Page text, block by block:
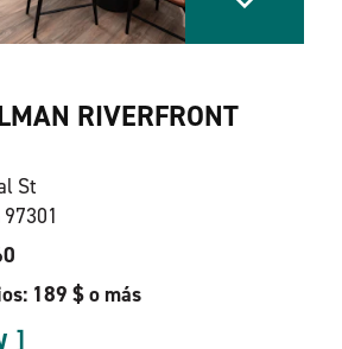
RIVERFRONT
St
189 $ o más